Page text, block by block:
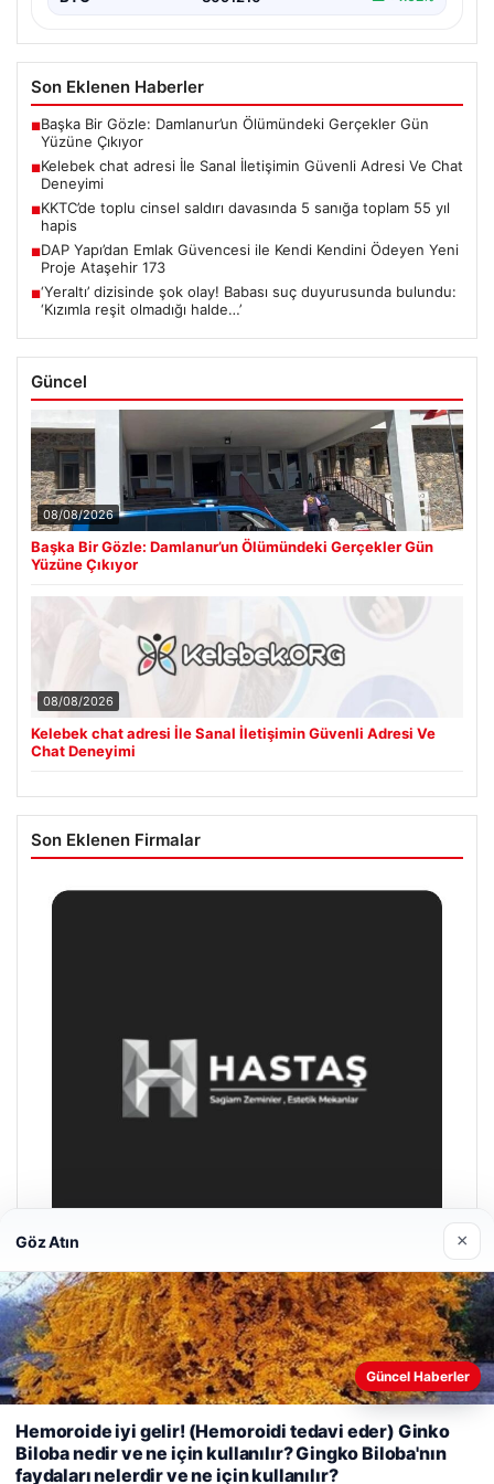
Son Eklenen Haberler
■Başka Bir Gözle: Damlanur’un Ölümündeki Gerçekler Gün
Yüzüne Çıkıyor
■Kelebek chat adresi İle Sanal İletişimin Güvenli Adresi Ve Chat
Deneyimi
■KKTC’de toplu cinsel saldırı davasında 5 sanığa toplam 55 yıl
hapis
■DAP Yapı’dan Emlak Güvencesi ile Kendi Kendini Ödeyen Yeni
Proje Ataşehir 173
■‘Yeraltı’ dizisinde şok olay! Babası suç duyurusunda bulundu:
‘Kızımla reşit olmadığı halde…’
Güncel
08/08/2026
Başka Bir Gözle: Damlanur’un Ölümündeki Gerçekler Gün
Yüzüne Çıkıyor
08/08/2026
Kelebek chat adresi İle Sanal İletişimin Güvenli Adresi Ve
Chat Deneyimi
Son Eklenen Firmalar
Hastaş Beton
26/05/2026
deneyiminizi kişiselleştirmek ve geliştirmek amacıyla çerezler
kullanıyoruz.Çerez Politikamız
Göz Atın ×
Güncel Haberler
Hemoroide iyi gelir! (Hemoroidi tedavi eder) Ginko
Biloba nedir ve ne için kullanılır? Gingko Biloba'nın
faydaları nelerdir ve ne için kullanılır?